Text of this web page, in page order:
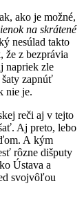
ako je možné,
na skrátené
nesúlad takto
že z bezprávia
napriek zle
zapnúť
nie je.
reči aj v tejto
Aj preto, lebo
A kým
rôzne dišputy
Ústava a
svojvôľou